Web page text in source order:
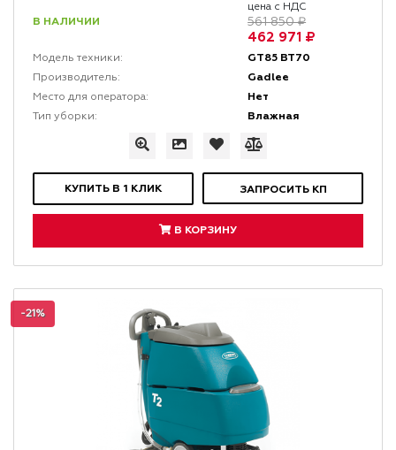
В НАЛИЧИИ
цена с НДС
561 850 ₽
462 971 ₽
Модель техники: GT85 BT70
Производитель: Gadlee
Место для оператора: Нет
Тип уборки: Влажная
КУПИТЬ В 1 КЛИК ЗАПРОСИТЬ КП
В КОРЗИНУ
-21%